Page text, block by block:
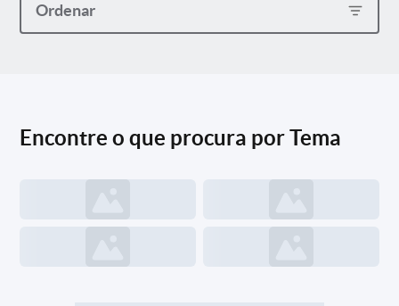
Ordenar
Encontre o que procura por Tema